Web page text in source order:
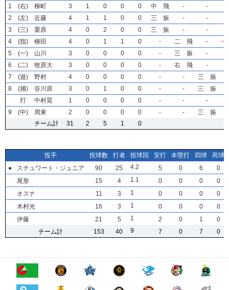
1
(右) 柳町 3 1 0 0 0 中 飛 - -
2
(左) 近藤 4 1 1 0 0 三 振 - -
3
(三) 栗原 4 0 2 0 0 三 振 - -
4
(指) 柳田 4 0 1 1 0 - 二 飛 -
5
(一) 山川 3 0 0 0 0 - 三 振 -
6
(二) 牧原大 3 0 0 0 0 - 右 飛 -
7
(遊) 野村 4 0 0 0 0 - -
三 振
8
(捕) 谷川原 3 0 1 0 0 - -
三 振
打
中村晃 1 0 0 0 0 - -
-
9
(中) 周東 2 0 0 0 0 - -
三 振
チーム計
31 2 5 1 0
1
(右) 柳町 3 1 0 0 0 中 飛 - -
2
(左) 近藤 4 1 1 0 0 三 振 - -
3
(三) 栗原 4 0 2 0 0 三 振 - -
4
(指) 柳田 4 0 1 1 0 - 二 飛 -
5
(一) 山川 3 0 0 0 0 - 三 振 -
6
(二) 牧原大 3 0 0 0 0 - 右 飛 -
7
(遊) 野村 4 0 0 0 0 - -
三 振
8
(捕) 谷川原 3 0 1 0 0 - -
三 振
打
中村晃 1 0 0 0 0 - -
-
9
(中) 周東 2 0 0 0 0 - -
三 振
チーム計
31 2 5 1 0
1
(右) 柳町 3 1 0 0 0 中 飛 - -
2
(左) 近藤 4 1 1 0 0 三 振 - -
3
(三) 栗原 4 0 2 0 0 三 振 - -
4
(指) 柳田 4 0 1 1 0 - 二 飛 -
5
(一) 山川 3 0 0 0 0 - 三 振 -
6
(二) 牧原大 3 0 0 0 0 - 右 飛 -
7
(遊) 野村 4 0 0 0 0 - -
三 振
8
(捕) 谷川原 3 0 1 0 0 - -
三 振
打
中村晃 1 0 0 0 0 - -
-
9
(中) 周東 2 0 0 0 0 - -
三 振
チーム計
31 2 5 1 0
1
(右) 柳町 3 1 0 0 0 中 飛 - -
2
(左) 近藤 4 1 1 0 0 三 振 - -
3
(三) 栗原 4 0 2 0 0 三 振 - -
4
(指) 柳田 4 0 1 1 0 - 二 飛 -
5
(一) 山川 3 0 0 0 0 - 三 振 -
6
(二) 牧原大 3 0 0 0 0 - 右 飛 -
7
(遊) 野村 4 0 0 0 0 - -
三 振
8
(捕) 谷川原 3 0 1 0 0 - -
三 振
打
中村晃 1 0 0 0 0 - -
-
9
(中) 周東 2 0 0 0 0 - -
三 振
チーム計
31 2 5 1 0
投手 投球数 打者 投球回 安打 本塁打 四球
死球
●
スチュワート・ジュニア 90 25 4.2 5 0 6
0
尾形
15 4 1.1 0 0 0
0
オスナ
11 3 1 0 0 0
0
木村光
16 3 1 0 0 0
0
伊藤
21 5 1 2 0 1
0
チーム計
153 40 9 7 0 7 0
投手 投球数 打者 投球回 安打 本塁打 四球
死球
●
スチュワート・ジュニア 90 25 4.2 5 0 6
0
尾形
15 4 1.1 0 0 0
0
オスナ
11 3 1 0 0 0
0
木村光
16 3 1 0 0 0
0
伊藤
21 5 1 2 0 1
0
チーム計
153 40 9 7 0 7 0
投手 投球数 打者 投球回 安打 本塁打 四球
死球
●
スチュワート・ジュニア 90 25 4.2 5 0 6
0
尾形
15 4 1.1 0 0 0
0
オスナ
11 3 1 0 0 0
0
木村光
16 3 1 0 0 0
0
伊藤
21 5 1 2 0 1
0
チーム計
153 40 9 7 0 7 0
投手 投球数 打者 投球回 安打 本塁打 四球
死球
●
スチュワート・ジュニア 90 25 4.2 5 0 6
0
尾形
15 4 1.1 0 0 0
0
オスナ
11 3 1 0 0 0
0
木村光
16 3 1 0 0 0
0
伊藤
21 5 1 2 0 1
0
チーム計
153 40 9 7 0 7 0